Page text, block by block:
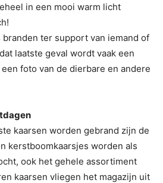
in een mooi warm licht
ter support van iemand of
laatste geval wordt vaak een
foto van de dierbare en andere
kaarsen worden gebrand zijn de
kerstboomkaarsjes worden als
ook het gehele assortiment
kaarsen vliegen het magazijn uit